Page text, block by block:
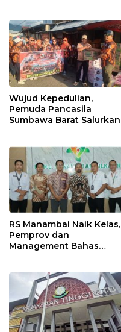
Wujud Kepedulian,
Pemuda Pancasila
Sumbawa Barat Salurkan
Kalimango
RS Manambai Naik Kelas,
Pemprov dan
Management Bahas